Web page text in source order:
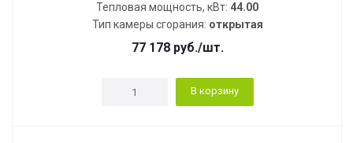
Тепловая мощность, кВт: 44.00
Тип камеры сгорания: открытая
77 178руб./шт.
В корзину